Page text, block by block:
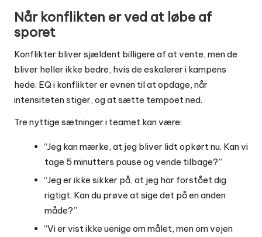
Når konflikten er ved at løbe af
sporet
Konflikter bliver sjældent billigere af at vente, men de
bliver heller ikke bedre, hvis de eskalerer i kampens
hede. EQ i konflikter er evnen til at opdage, når
intensiteten stiger, og at sætte tempoet ned.
Tre nyttige sætninger i teamet kan være:
“Jeg kan mærke, at jeg bliver lidt opkørt nu. Kan vi
tage 5 minutters pause og vende tilbage?”
“Jeg er ikke sikker på, at jeg har forstået dig
rigtigt. Kan du prøve at sige det på en anden
måde?”
“Vi er vist ikke uenige om målet, men om vejen